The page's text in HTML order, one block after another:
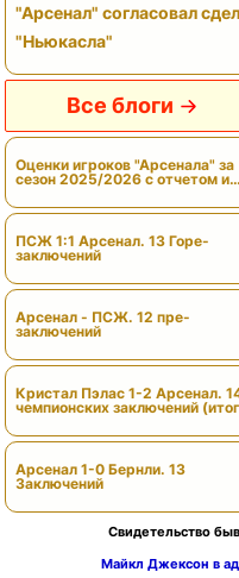
"Арсенал" согласовал
"Ньюкасла"
Все блоги
Оценки игроков "Арсенала" за
сезон 2025/2026 с отчетом и
вердиктами
ПСЖ 1:1 Арсенал. 13 Горе-
заключений
Арсенал - ПСЖ. 12 пре-
заключений
Кристал Пэлас 1-2 Арсенал.
чемпионских заключений
Арсенал 1-0 Бернли. 13
Заключений
Свидетельство
Майкл Джексон в